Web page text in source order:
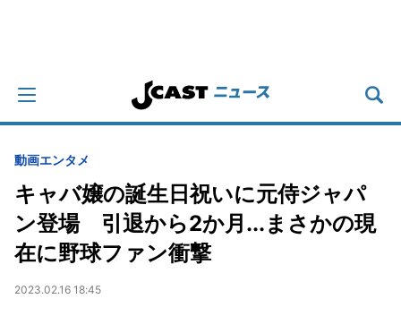
動画エンタメ
キャバ嬢の誕生日祝いに元侍ジャパ
ン登場 引退から2か月...まさかの現
在に野球ファン衝撃
2023.02.16 18:45